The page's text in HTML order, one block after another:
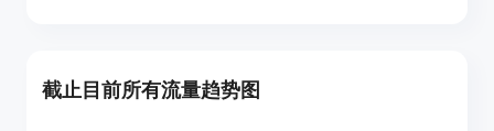
截止目前所有流量趋势图